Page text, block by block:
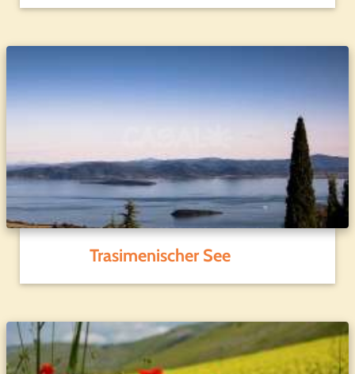
Trasimenischer See